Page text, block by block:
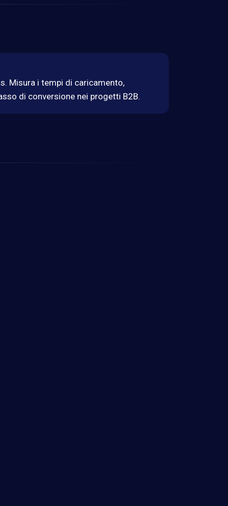
Misura i tempi di caricamento,
di conversione nei progetti B2B.